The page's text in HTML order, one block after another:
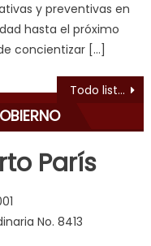
y preventivas en
hasta el próximo
concientizar […]
Todo listo para activar Rutas Turísticas Bicentenarias en Carabobo
París
No. 8413